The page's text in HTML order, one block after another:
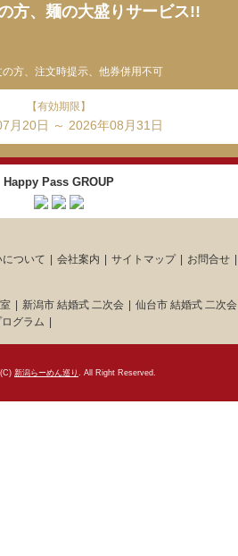
方、麺の大盛りサービス!!
方、注文時提示、他券併用不可
【有効期限】
月20日 ～ 2026年08月31日
Happy Pass GROUP
ついて 会社案内 サイトマップ お問合せ
新潟市 結婚式 二次会 仙台市 結婚式 二次会
グラム
新潟らーめん巡り . All Right Reserved.